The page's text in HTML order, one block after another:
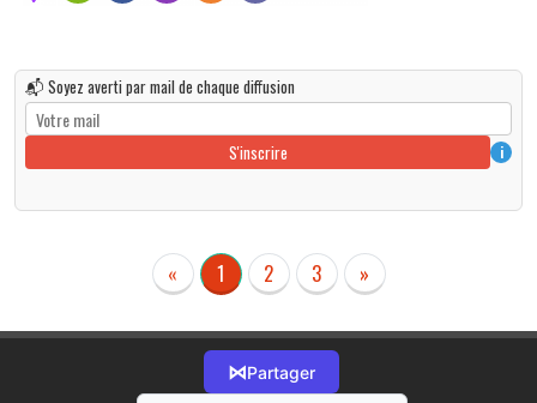
📬 Soyez averti par mail de chaque diffusion
S'inscrire i
« 1 2 3 »
⋈Partager